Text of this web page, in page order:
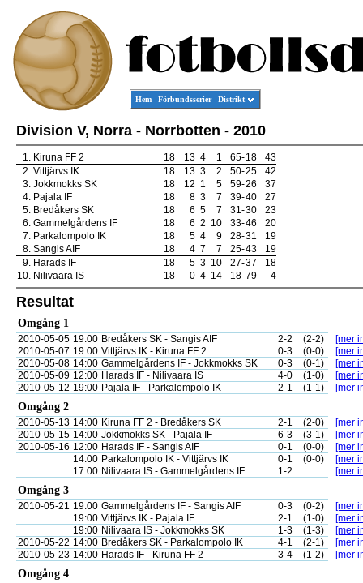
Hem Förbundsserier Distrikt
Division V, Norra - Norrbotten - 2010
1. Kiruna FF 2 18 13 4 1 65-18
43
2. Vittjärvs IK 18 13 3 2 50-25
42
3. Jokkmokks SK 18 12 1 5 59-26
37
4. Pajala IF 18 8 3 7 39-40
27
5. Bredåkers SK 18 6 5 7 31-30
23
6. Gammelgårdens IF 18 6 2 10 33-46
20
7. Parkalompolo IK 18 5 4 9 28-31
19
8. Sangis AIF 18 4 7 7 25-43
19
9. Harads IF 18 5 3 10 27-37
18
10. Nilivaara IS 18 0 4 14 18-79 4
Resultat
Omgång 1
2010-05-05 19:00 Bredåkers SK - Sangis AIF 2-2 (2-2)
[mer
2010-05-07 19:00 Vittjärvs IK - Kiruna FF 2 0-3 (0-0)
[mer
2010-05-08 14:00 Gammelgårdens IF - Jokkmokks SK 0-3 (0-1)
[mer
2010-05-09 12:00 Harads IF - Nilivaara IS 4-0 (1-0)
[mer
2010-05-12 19:00 Pajala IF - Parkalompolo IK 2-1 (1-1) [mer
Omgång 2
2010-05-13 14:00 Kiruna FF 2 - Bredåkers SK 2-1 (2-0)
[mer
2010-05-15 14:00 Jokkmokks SK - Pajala IF 6-3 (3-1)
[mer
2010-05-16 12:00 Harads IF - Sangis AIF 0-1 (0-0)
[mer
14:00 Parkalompolo IK - Vittjärvs IK 0-1 (0-0)
[mer
17:00 Nilivaara IS - Gammelgårdens IF 1-2 [mer
Omgång 3
2010-05-21 19:00 Gammelgårdens IF - Sangis AIF 0-3 (0-2)
[mer
19:00 Vittjärvs IK - Pajala IF 2-1 (1-0)
[mer
19:00 Nilivaara IS - Jokkmokks SK 1-3 (1-3)
[mer
2010-05-22 14:00 Bredåkers SK - Parkalompolo IK 4-1 (2-1)
[mer
2010-05-23 14:00 Harads IF - Kiruna FF 2 3-4 (1-2) [mer
Omgång 4